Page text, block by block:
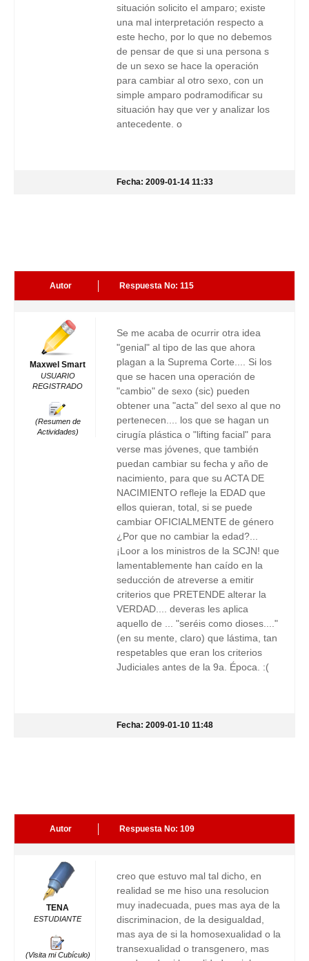
situación solicito el amparo; existe
una mal interpretación respecto a
este hecho, por lo que no debemos
de pensar de que si una persona s
de un sexo se hace la operación
para cambiar al otro sexo, con un
simple amparo podramodificar su
situación hay que ver y analizar los
antecedente. o
Fecha: 2009-01-14 11:33
Autor Respuesta No: 115
Maxwel Smart
USUARIO
REGISTRADO
(Resumen de
Actividades)
Se me acaba de ocurrir otra idea
"genial" al tipo de las que ahora
plagan a la Suprema Corte.... Si los
que se hacen una operación de
"cambio" de sexo (sic) pueden
obtener una "acta" del sexo al que no
pertenecen.... los que se hagan un
cirugía plástica o "lifting facial" para
verse mas jóvenes, que también
puedan cambiar su fecha y año de
nacimiento, para que su ACTA DE
NACIMIENTO refleje la EDAD que
ellos quieran, total, si se puede
cambiar OFICIALMENTE de género
¿Por que no cambiar la edad?...
¡Loor a los ministros de la SCJN! que
lamentablemente han caído en la
seducción de atreverse a emitir
criterios que PRETENDE alterar la
VERDAD.... deveras les aplica
aquello de ... "seréis como dioses...."
(en su mente, claro) que lástima, tan
respetables que eran los criterios
Judiciales antes de la 9a. Época. :(
Fecha: 2009-01-10 11:48
Autor Respuesta No: 109
TENA
ESTUDIANTE
(Visita mi Cubículo)
creo que estuvo mal tal dicho, en
realidad se me hiso una resolucion
muy inadecuada, pues mas aya de la
discriminacion, de la desigualdad,
mas aya de si la homosexualidad o la
transexualidad o transgenero, mas